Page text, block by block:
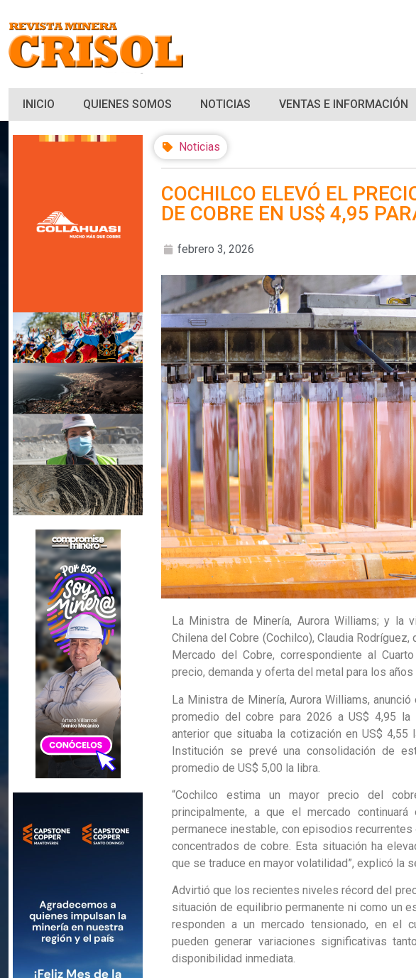
INICIO QUIENES SOMOS NOTICIAS VENTAS E INFORMACIÓN
Noticias
COCHILCO ELEVÓ EL
DE COBRE EN US$ 4,95
febrero 3, 2026
La Ministra de Minería, Aurora Williams; y la
Chilena del Cobre (Cochilco), Claudia
Mercado del Cobre, correspondiente al
precio, demanda y oferta del metal para los
La Ministra de Minería, Aurora Williams,
promedio del cobre para 2026 a US$ 4,95
anterior que situaba la cotización en US$
Institución se prevé una consolidación de
promedio de US$ 5,00 la libra.
“Cochilco estima un mayor precio del
principalmente, a que el mercado
permanece inestable, con episodios
concentrados de cobre. Esta situación ha
que se traduce en mayor volatilidad”, explicó la
Advirtió que los recientes niveles récord del
situación de equilibrio permanente ni como un
responden a un mercado tensionado, en el
pueden generar variaciones significativas
disponibilidad inmediata.